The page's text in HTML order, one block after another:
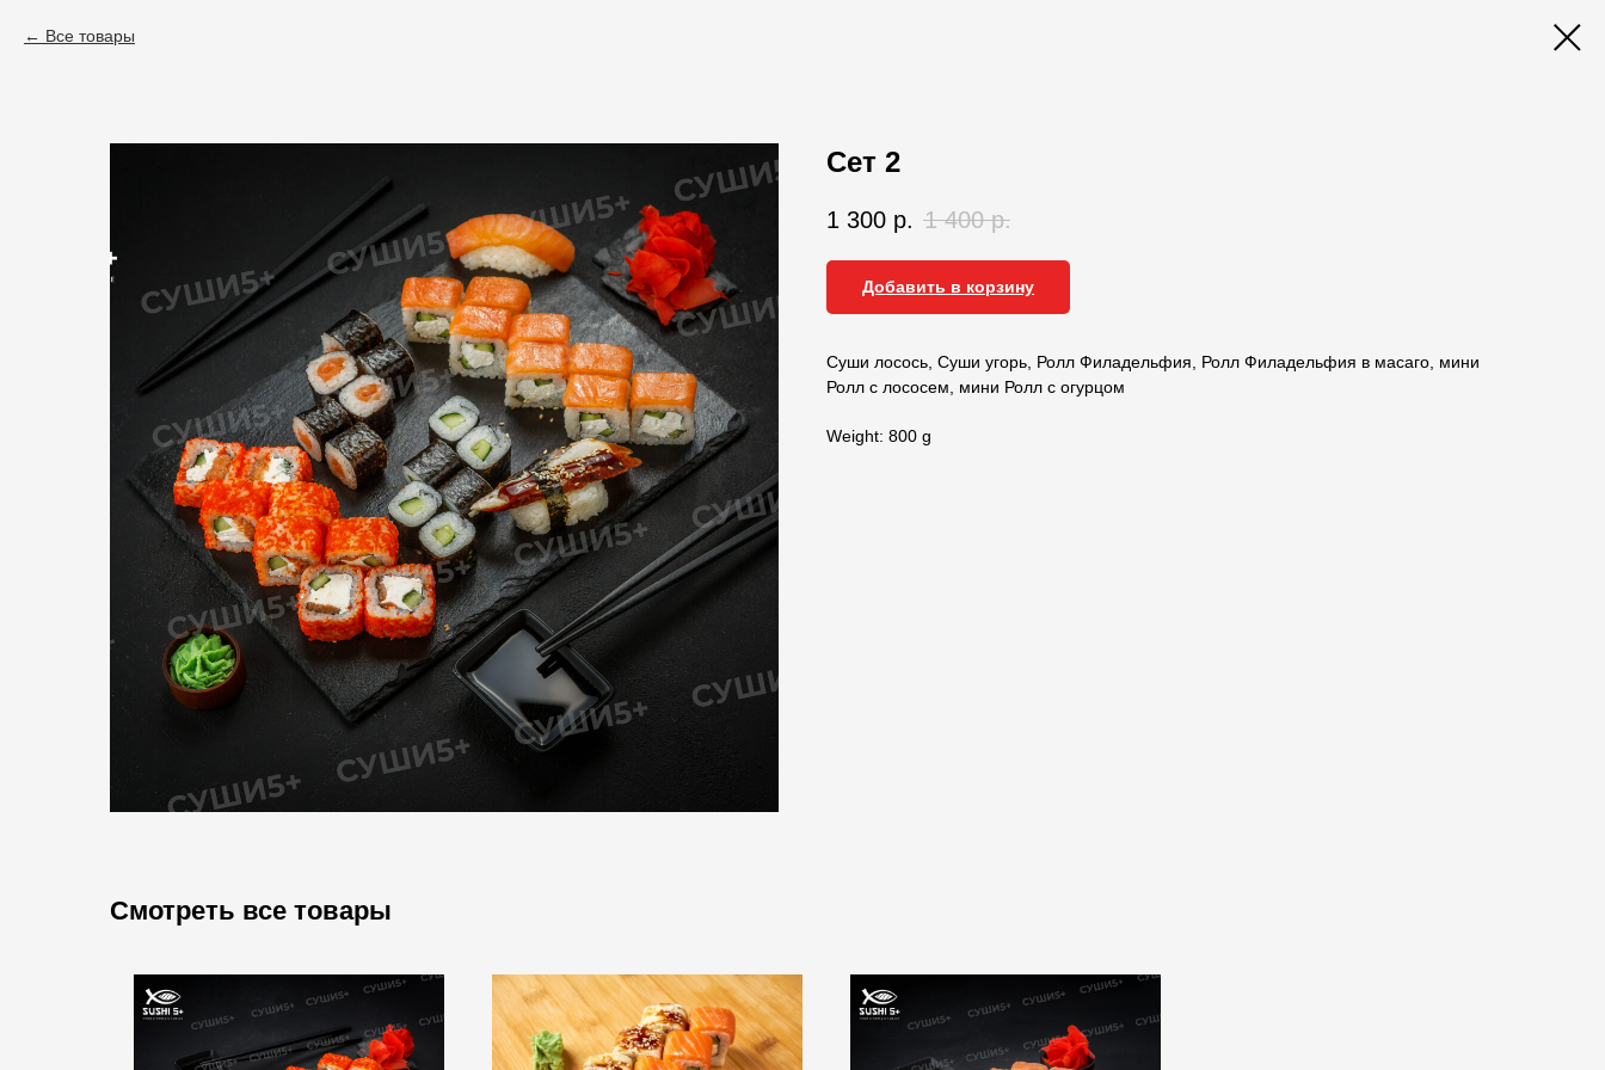
Все товары
Сет 2
1 300 р. 1 400 р.
Добавить в корзину
Суши лосось, Суши угорь, Ролл Филадельфия, Ролл Филадельфия в масаго, мини
Ролл с лососем, мини Ролл с огурцом
Weight: 800 g
Смотреть все товары